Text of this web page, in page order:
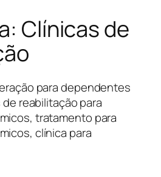
Clínicas de
para dependentes
reabilitação para
tratamento para
clínica para